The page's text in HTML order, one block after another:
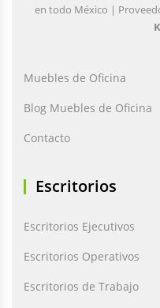
en todo México |
Muebles de Oficina
Blog Muebles de Oficina
Contacto
Escritorios
Escritorios Ejecutivos
Escritorios Operativos
Escritorios de Trabajo